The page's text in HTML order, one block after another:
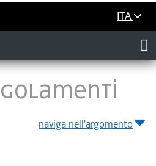
ITA
naviga nell'argomento